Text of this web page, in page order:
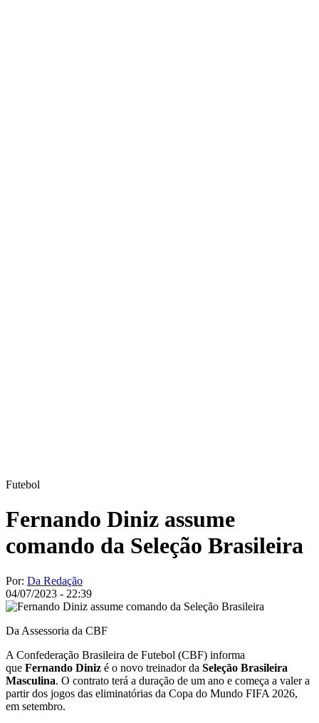
Futebol
Fernando Diniz assume
comando da Seleção Brasileira
Por: Da Redação
04/07/2023 - 22:39
Da Assessoria da CBF
A Confederação Brasileira de Futebol (CBF) informa
que Fernando Diniz é o novo treinador da Seleção Brasileira
Masculina. O contrato terá a duração de um ano e começa a valer a
partir dos jogos das eliminatórias da Copa do Mundo FIFA 2026,
em setembro.